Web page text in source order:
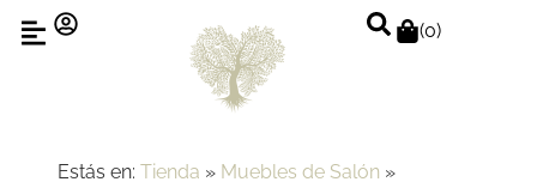
(0)
Estás en: Tienda » Muebles de Salón »